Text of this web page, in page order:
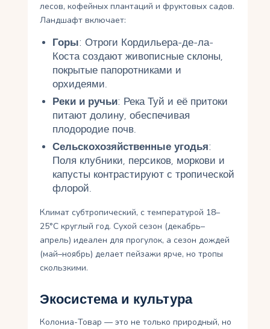
лесов, кофейных плантаций и фруктовых садов.
Ландшафт включает:
Горы: Отроги Кордильера-де-ла-
Коста создают живописные склоны,
покрытые папоротниками и
орхидеями.
Реки и ручьи: Река Туй и её притоки
питают долину, обеспечивая
плодородие почв.
Сельскохозяйственные угодья:
Поля клубники, персиков, моркови и
капусты контрастируют с тропической
флорой.
Климат субтропический, с температурой 18–
25°C круглый год. Сухой сезон (декабрь–
апрель) идеален для прогулок, а сезон дождей
(май–ноябрь) делает пейзажи ярче, но тропы
скользкими.
Экосистема и культура
Колониа-Товар — это не только природный, но